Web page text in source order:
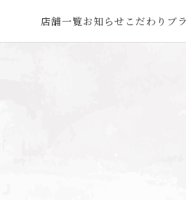
店舗一覧お知らせ こだわり ブ